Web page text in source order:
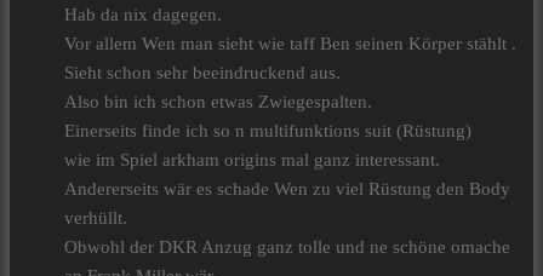
Hab da nix dagegen.
Vor allem Wen man sieht wie taff Ben seinen Körper stählt .
Sieht schon sehr beeindruckend aus.
Also bin ich schon etwas Zwiegespalten.
Einerseits finde ich so n multifunktions suit (Rüstung)
wie im Spiel arkham origins mal ganz interessant.
Andererseits wär es schade Wen zu viel Rüstung den Body
verhüllt.
Obwohl der DKR Anzug ganz tolle und ne schöne omache